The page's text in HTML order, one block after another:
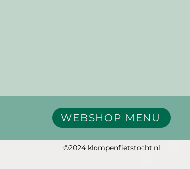
WEBSHOP MENU
©2024 klompenfietstocht.nl